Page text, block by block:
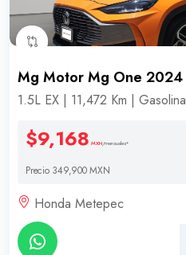
Mg Motor Mg One 2024
1.5L EX | 11,472 Km | Gasolina
$9,168 MXN/mensuales*
Precio 349,900 MXN
Honda Metepec